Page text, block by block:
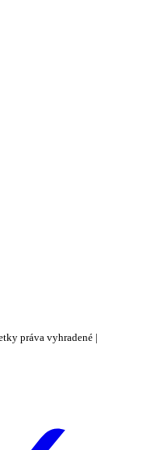
práva vyhradené |